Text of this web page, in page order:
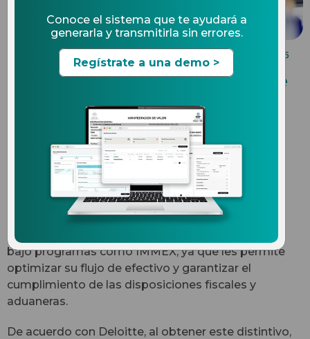
COMPLIANCE EN COMERCIO EXTERIOR 22.01.2025
¿Qué es la certificación IVA e
La certificación IVA e IEPS es un esquema que
permite a las empresas diferir el pago de estos
impuestos al momento de realizar importaciones
temporales.
Esto resulta crítico para las empresas que operan
bajo programas como IMMEX, ya que les permite
optimizar su flujo de efectivo y garantizar el
cumplimiento de las disposiciones fiscales y
aduaneras.
De acuerdo con Deloitte, al obtener este distintivo,
Conoce el sistema que te ayudará a
generarla y transmitirla sin errores.
Regístrate a una demo >